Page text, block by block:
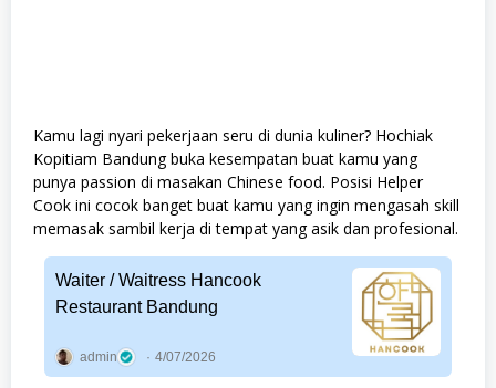
Kamu lagi nyari pekerjaan seru di dunia kuliner? Hochiak
Kopitiam Bandung buka kesempatan buat kamu yang
punya passion di masakan Chinese food. Posisi Helper
Cook ini cocok banget buat kamu yang ingin mengasah skill
memasak sambil kerja di tempat yang asik dan profesional.
Waiter / Waitress Hancook
Restaurant Bandung
admin 4/07/2026